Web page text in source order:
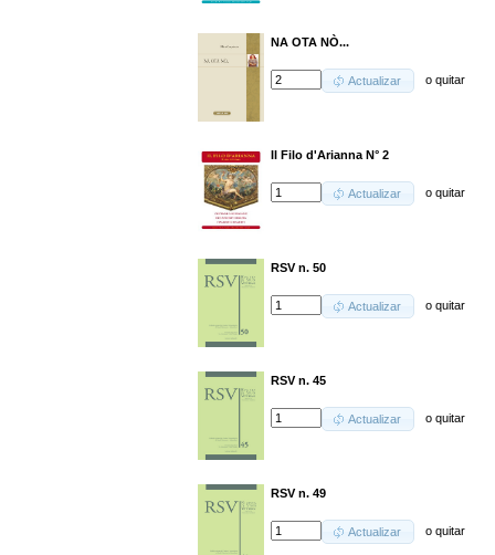
NA OTA NÒ...
Actualizar oquitar
Il Filo d'Arianna N° 2
Actualizar oquitar
RSV n. 50
Actualizar oquitar
RSV n. 45
Actualizar oquitar
RSV n. 49
Actualizar oquitar